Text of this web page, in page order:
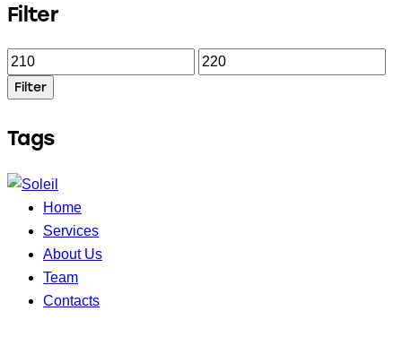
Filter
Min.
Preis
Max.
Filter
Tags
Home
Services
About Us
Team
Contacts